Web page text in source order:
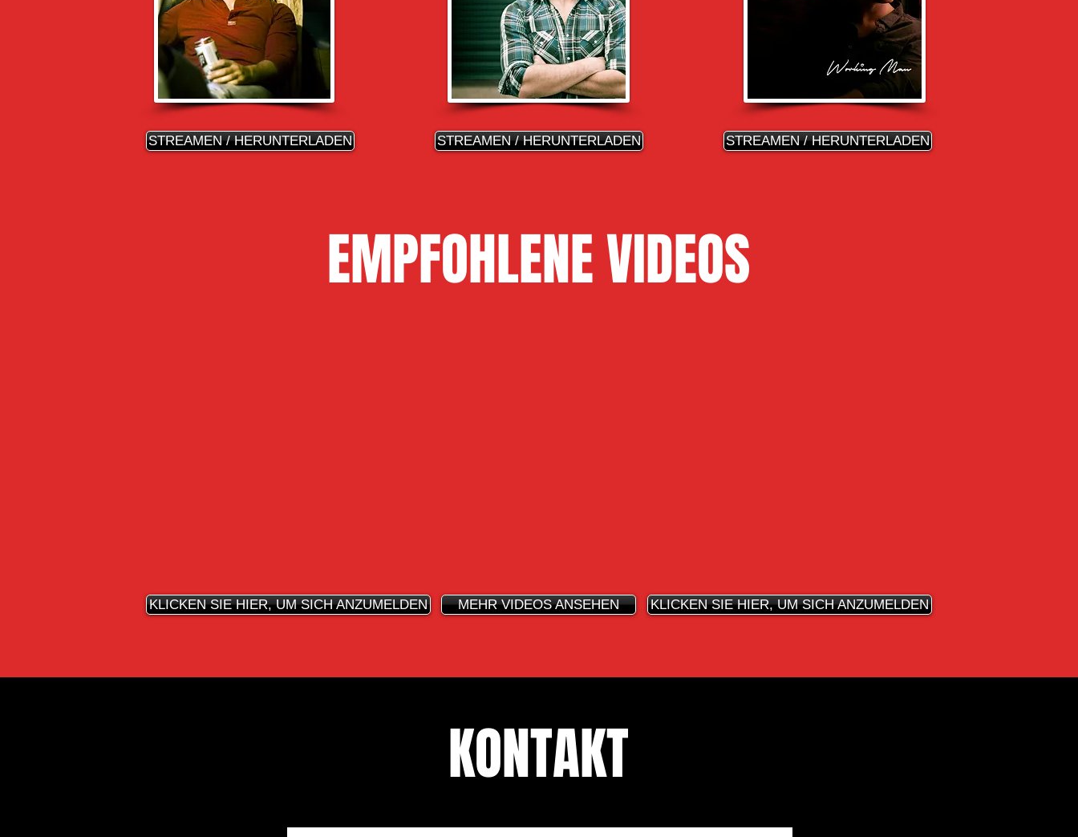
STREAMEN / HERUNTERLADEN STREAMEN / HERUNTERLADEN STREAMEN / HERUNTERLADEN
EMPFOHLENE VIDEOS
KLICKEN SIE HIER, UM SICH ANZUMELDEN MEHR VIDEOS ANSEHEN KLICKEN SIE HIER, UM SICH ANZUMELDEN
KONTAKT